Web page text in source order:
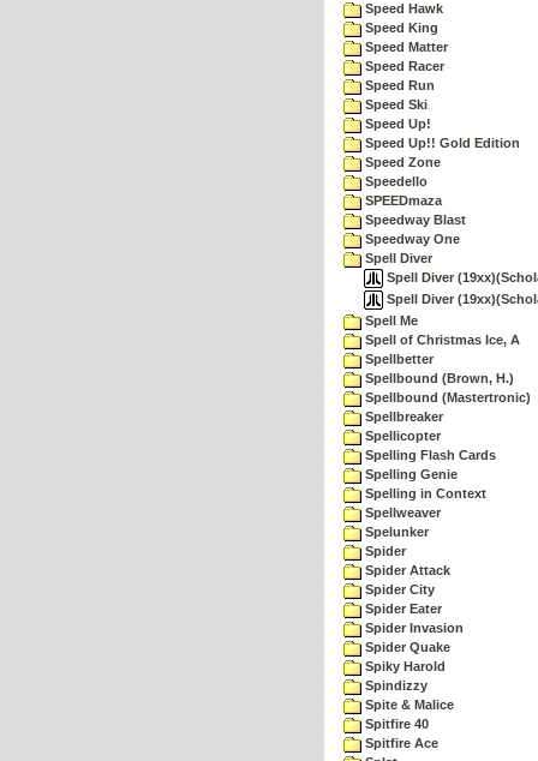
Speed Hawk
Speed King
Speed Matter
Speed Racer
Speed Run
Speed Ski
Speed Up!
Speed Up!! Gold Edition
Speed Zone
Speedello
SPEEDmaza
Speedway Blast
Speedway One
Spell Diver
Spell Diver
Spell Diver
Spell Me
Spell of Christmas Ice, A
Spellbetter
Spellbound (Brown, H.)
Spellbound (Mastertronic)
Spellbreaker
Spellicopter
Spelling Flash Cards
Spelling Genie
Spelling in Context
Spellweaver
Spelunker
Spider
Spider Attack
Spider City
Spider Eater
Spider Invasion
Spider Quake
Spiky Harold
Spindizzy
Spite & Malice
Spitfire 40
Spitfire Ace